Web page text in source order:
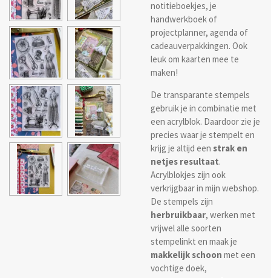
notitieboekjes, je
handwerkboek of
projectplanner, agenda of
cadeauverpakkingen. Ook
leuk om kaarten mee te
maken!
De transparante stempels
gebruik je in combinatie met
een acrylblok. Daardoor zie je
precies waar je stempelt en
krijg je altijd een strak en
netjes resultaat.
Acrylblokjes zijn ook
verkrijgbaar in mijn webshop.
De stempels zijn
herbruikbaar, werken met
vrijwel alle soorten
stempelinkt en maak je
makkelijk schoon met een
vochtige doek,